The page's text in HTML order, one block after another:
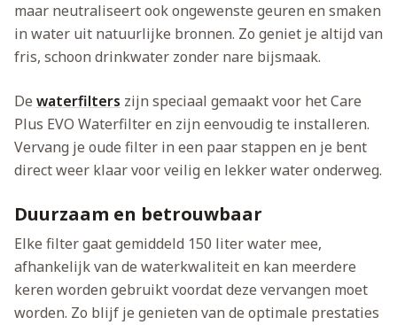
maar neutraliseert ook ongewenste geuren en smaken
in water uit natuurlijke bronnen. Zo geniet je altijd van
fris, schoon drinkwater zonder nare bijsmaak.
De waterfilters zijn speciaal gemaakt voor het Care
Plus EVO Waterfilter en zijn eenvoudig te installeren.
Vervang je oude filter in een paar stappen en je bent
direct weer klaar voor veilig en lekker water onderweg.
Duurzaam en betrouwbaar
Elke filter gaat gemiddeld 150 liter water mee,
afhankelijk van de waterkwaliteit en kan meerdere
keren worden gebruikt voordat deze vervangen moet
worden. Zo blijf je genieten van de optimale prestaties